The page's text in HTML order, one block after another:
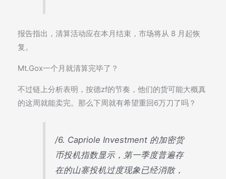
报告指出，清算活动应在本月结束，市场将从 8 月起恢
复。
Mt.Gox一个月就清算完毕了？
不过链上分析表明，按德zf的节奏，他们的货可能大概真
的这周就能卖完。那么下周就有希望重回6万刀了吗？
/6. Capriole Investment 的加密货
币投机指数显示，第一季度普遍存
在的山寨投机过度现象已经消散，